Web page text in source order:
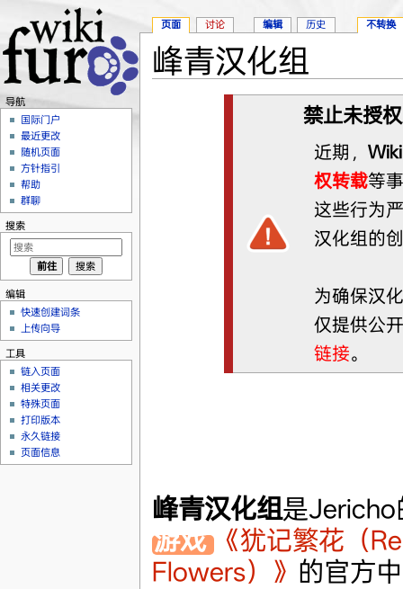
峰青汉化组
禁止未授
近期，
权转载等
这些行为
汉化组的
为确保汉
仅提供公
链接。
峰青汉化组是Jericho
游戏《犹记繁花（
Flowers）》 的官方
页面 讨论 编辑 历史 不转换
导航
国际门户
最近更改
随机页面
方针指引
帮助
群聊
搜索
编辑
快速创建词条
上传向导
工具
链入页面
相关更改
特殊页面
打印版本
永久链接
页面信息